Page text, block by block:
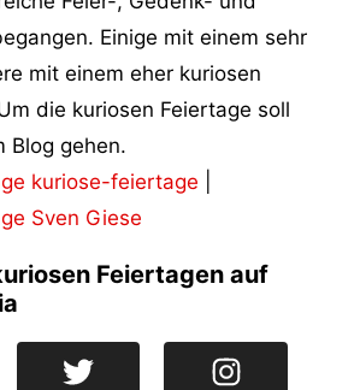
Einige mit einem sehr
mit einem eher kuriosen
die kuriosen Feiertage soll
Blog gehen.
kuriose-feiertage
Sven Giese
Feiertagen auf